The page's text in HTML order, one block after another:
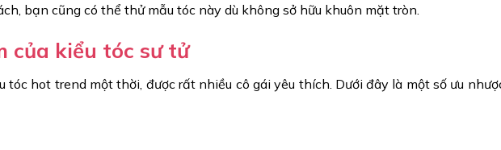
bạn cũng có thể thử mẫu tóc này dù không sở hữu khuôn mặt tròn.
của kiểu tóc sư tử
tóc hot trend một thời, được rất nhiều cô gái yêu thích. Dưới đây là một số ưu